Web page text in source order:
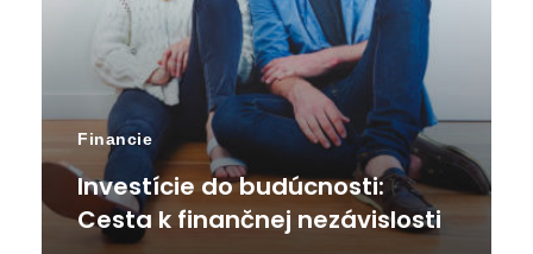
Financie
Investície do budúcnosti:
Cesta k finančnej nezávislosti